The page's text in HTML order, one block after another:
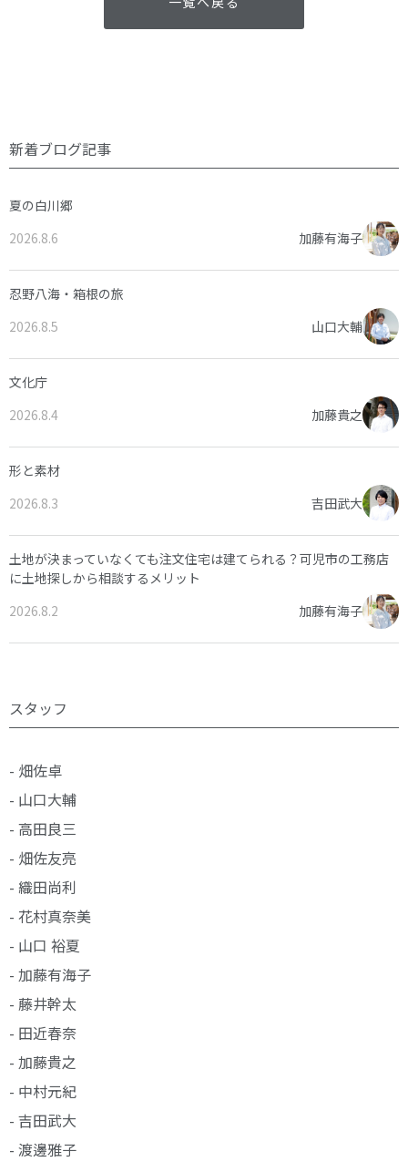
新着ブログ記事
夏の白川郷
2026.8.6
加藤有海子
忍野八海・箱根の旅
2026.8.5
山口大輔
文化庁
2026.8.4
加藤貴之
形と素材
2026.8.3
吉田武大
土地が決まっていなくても注文住宅は建てられる？可児市の工務店
に土地探しから相談するメリット
2026.8.2
加藤有海子
スタッフ
- 畑佐卓
- 山口大輔
- 高田良三
- 畑佐友亮
- 織田尚利
- 花村真奈美
- 山口 裕夏
- 加藤有海子
- 藤井幹太
- 田近春奈
- 加藤貴之
- 中村元紀
- 吉田武大
- 渡邊雅子